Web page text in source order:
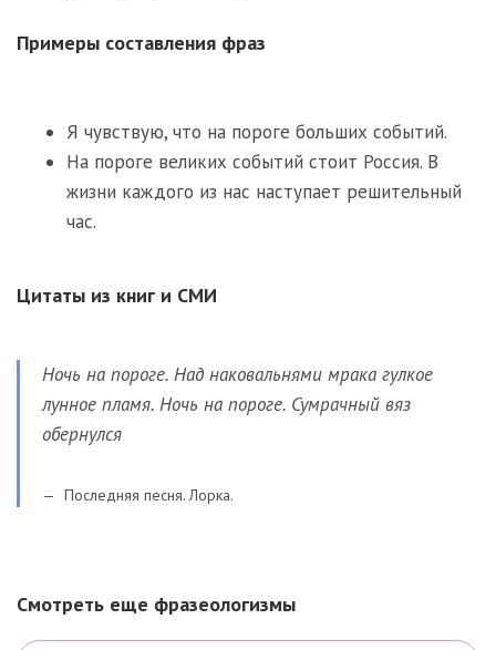
Примеры составления фраз
Я чувствую, что на пороге больших событий.
На пороге великих событий стоит Россия. В
жизни каждого из нас наступает решительный
час.
Цитаты из книг и СМИ
Ночь на пороге. Над наковальнями мрака гулкое
лунное пламя. Ночь на пороге. Сумрачный вяз
обернулся
Последняя песня. Лорка.
Смотреть еще фразеологизмы